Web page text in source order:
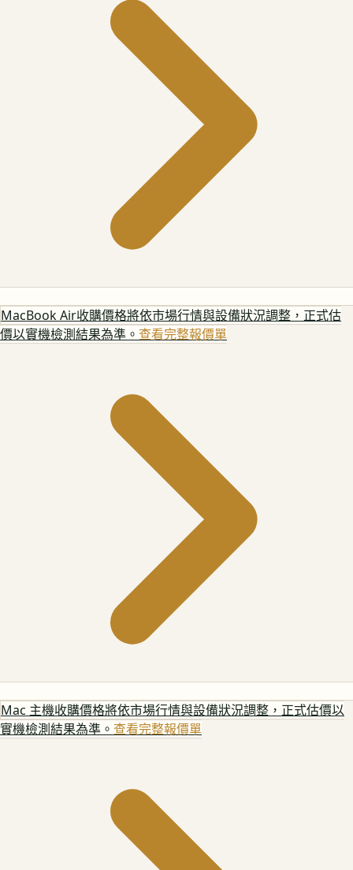
MacBook Air收購價格將依市場行情與設備狀況調整，正式估
價以實機檢測結果為準。 查看完整報價單
Mac 主機收購價格將依市場行情與設備狀況調整，正式估價以
實機檢測結果為準。 查看完整報價單